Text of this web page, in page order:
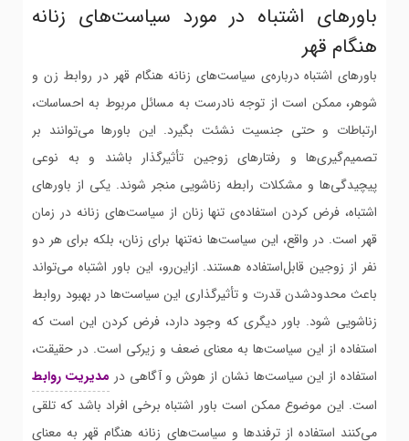
باورهای اشتباه در مورد سیاست‌های زنانه
هنگام قهر
باورهای اشتباه درباره‌ی سیاست‌های زنانه هنگام قهر در روابط زن و
شوهر، ممکن است از توجه نادرست به مسائل مربوط به احساسات،
ارتباطات و حتی جنسیت نشئت بگیرد. این باورها می‌توانند بر
تصمیم‌گیری‌ها و رفتارهای زوجین تأثیرگذار باشند و به نوعی
پیچیدگی‌ها و مشکلات رابطه زناشویی منجر شوند. یکی از باورهای
اشتباه، فرض کردن استفاده‌ی تنها زنان از سیاست‌های زنانه در زمان
قهر است. در واقع، این سیاست‌ها نه‌تنها برای زنان، بلکه برای هر دو
نفر از زوجین قابل‌استفاده هستند. ازاین‌رو، این باور اشتباه می‌تواند
باعث محدودشدن قدرت و تأثیرگذاری این سیاست‌ها در بهبود روابط
زناشویی شود. باور دیگری که وجود دارد، فرض کردن این است که
استفاده از این سیاست‌ها به معنای ضعف و زیرکی است. در حقیقت،
استفاده از این سیاست‌ها نشان از هوش و آگاهی در مدیریت روابط
است. این موضوع ممکن است باور اشتباه برخی افراد باشد که تلقی
می‌کنند استفاده از ترفندها و سیاست‌های زنانه هنگام قهر به معنای